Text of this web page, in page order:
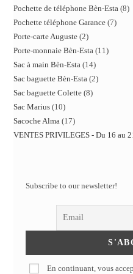
Pochette de téléphone Bèn-Esta 8
Pochette téléphone Garance 7
Porte-carte Auguste 2
Porte-monnaie Bèn-Esta 11
Sac à main Bèn-Esta 14
Sac baguette Bèn-Esta 2
Sac baguette Colette 8
Sac Marius 10
Sacoche Alma 17
VENTES PRIVILEGES - Du 16 au
Subscribe to our newsletter!
En continuant, vous